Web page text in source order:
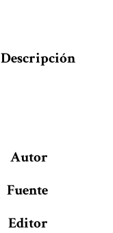
Descripción
Autor
Fuente
Editor